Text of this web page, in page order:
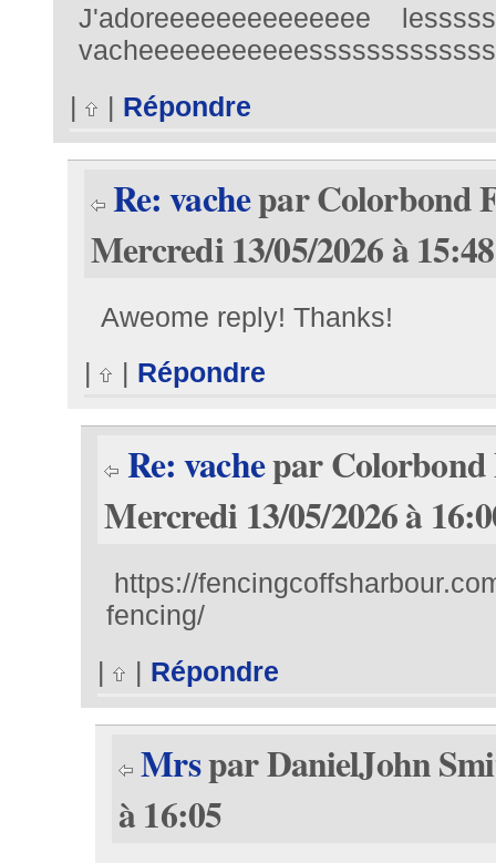
J'adoreeeeeeeeeeeeee
|
| Répondre
Re: vachepar Colorbond
Mercredi 13/05/2026 à 15:48
Aweome reply! Thanks!
|
| Répondre
Re: vachepar Colorbond
Mercredi 13/05/2026 à
https://
fencing/
|
| Répondre
Mrspar DanielJohn
à 16:05